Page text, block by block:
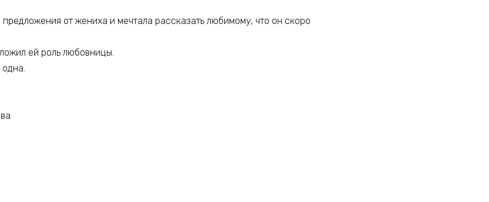
от жениха и мечтала рассказать любимому, что он скоро
ей роль любовницы.